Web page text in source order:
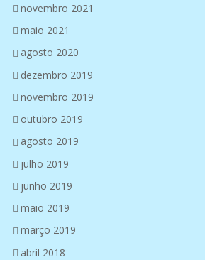
novembro 2021
maio 2021
agosto 2020
dezembro 2019
novembro 2019
outubro 2019
agosto 2019
julho 2019
junho 2019
maio 2019
março 2019
abril 2018